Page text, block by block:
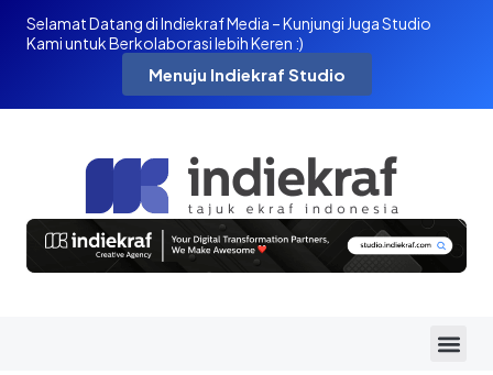
Selamat Datang di Indiekraf Media – Kunjungi Juga Studio
Kami untuk Berkolaborasi lebih Keren :)
Menuju Indiekraf Studio